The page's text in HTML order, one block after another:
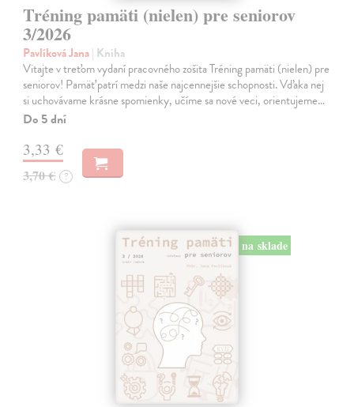
Tréning pamäti (nielen) pre seniorov
3/2026
Pavlíková Jana| Kniha
Vitajte v treťom vydaní pracovného zošita Tréning pamäti (nielen) pre
seniorov! Pamäť patrí medzi naše najcennejšie schopnosti. Vďaka nej
si uchovávame krásne spomienky, učíme sa nové veci, orientujeme…
Do 5 dní
3,33 €
3,70 € ?
na sklade